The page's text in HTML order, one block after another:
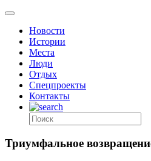
Новости
Истории
Места
Люди
Отдых
Спецпроекты
Контакты
Триумфальное